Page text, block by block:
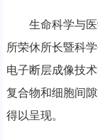
生命科学与医
所荣休所长暨科
电子断层成像技
复合物和细胞间
得以呈现。